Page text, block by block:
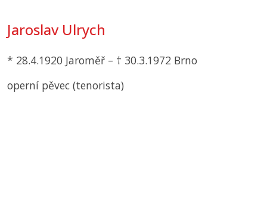
Jaroslav Ulrych
* 28.4.1920 Jaroměř – † 30.3.1972 Brno
operní pěvec (tenorista)